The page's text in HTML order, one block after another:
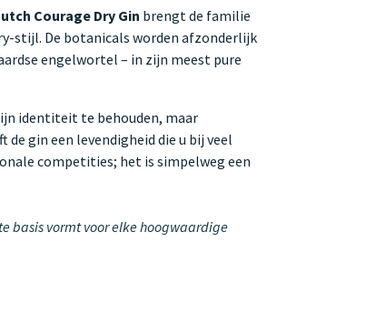
Courage Dry Gin brengt de familie
stijl. De botanicals worden afzonderlijk
engelwortel – in zijn meest pure
identiteit te behouden, maar
gin een levendigheid die u bij veel
competities; het is simpelweg een
basis vormt voor elke hoogwaardige